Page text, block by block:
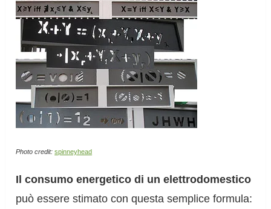
Photo credit: spinneyhead
Il consumo energetico di un elettrodomestico
può essere stimato con questa semplice formula: